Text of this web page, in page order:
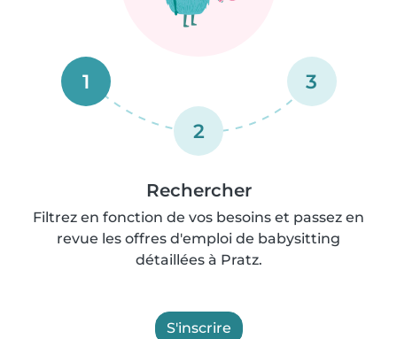
1
2
3
Rechercher
Filtrez en fonction de vos besoins et passez en
revue les offres d'emploi de babysitting
détaillées à Pratz.
S'inscrire